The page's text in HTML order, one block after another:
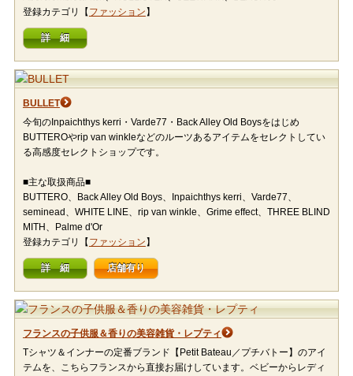
登録カテゴリ【 ファッション 】
詳 細
BULLET
今旬のInpaichthys kerri・Varde77・Back Alley Old Boysをはじめ
BUTTEROやrip van winkleなどのルーツあるアイテムをセレクトしてい
る高感度セレクトショップです。
■主な取扱商品■
BUTTERO、Back Alley Old Boys、Inpaichthys kerri、Varde77、
seminead、WHITE LINE、rip van winkle、Grime effect、THREE BLIND
MITH、Palme d'Or
登録カテゴリ【 ファッション 】
詳 細 店舗有り
フランスの子供服＆香りの美容雑貨・レプティ
Tシャツ＆インナーの定番ブランド【Petit Bateau／プチバトー】のアイ
テムを、こちらフランスから直接お届けしています。ベビーからレディ